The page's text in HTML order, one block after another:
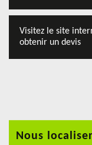
Visitez le site
obtenir un devis
Nous localiser